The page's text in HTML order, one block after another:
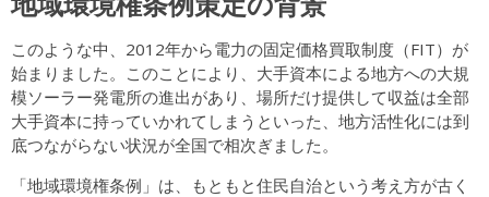
このような中、2012年から電力の固定価格買取制度（FIT）が
始まりました。このことにより、大手資本による地方への大規
模ソーラー発電所の進出があり、場所だけ提供して収益は全部
大手資本に持っていかれてしまうといった、地方活性化には到
底つながらない状況が全国で相次ぎました。
「地域環境権条例」は、もともと住民自治という考え方が古く